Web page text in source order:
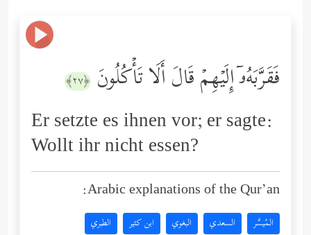
فَقَرَّبَهُۥۤ إِلَیۡهِمۡ قَالَ أَلَا تَأۡكُلُونَ ﴿٢٧﴾
Er setzte es ihnen vor; er sagte:
Wollt ihr nicht essen?
Arabic explanations of the Qur’an:
المُيسَّر السعدي البغوي ابن كثير الطبري